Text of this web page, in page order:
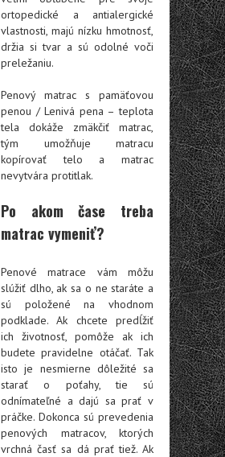
ortopedické a antialergické
vlastnosti, majú nízku hmotnosť,
držia si tvar a sú odolné voči
preležaniu.
Penový matrac s pamäťovou
penou / Lenivá pena – teplota
tela dokáže zmäkčiť matrac,
tým umožňuje matracu
kopírovať telo a matrac
nevytvára protitlak.
Po akom čase treba
matrac vymeniť?
Penové matrace vám môžu
slúžiť dlho, ak sa o ne staráte a
sú položené na vhodnom
podklade. Ak chcete predĺžiť
ich životnosť, pomôže ak ich
budete pravidelne otáčať. Tak
isto je nesmierne dôležité sa
starať o poťahy, tie sú
odnímateľné a dajú sa prať v
práčke. Dokonca sú prevedenia
penových matracov, ktorých
vrchná časť sa dá prať tiež. Ak